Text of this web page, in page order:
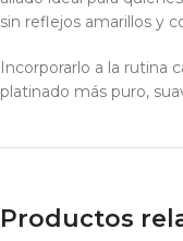
sin reflejos amarillos y
Incorporarlo a la rutina
platinado más puro,
Productos